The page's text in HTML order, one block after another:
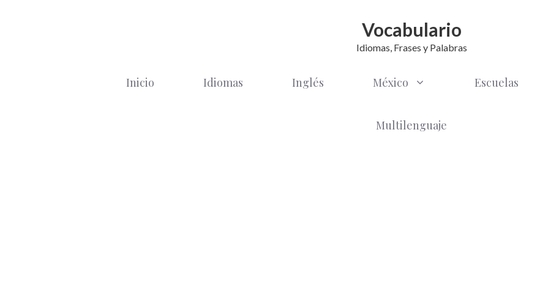
Vocabulario
Idiomas, Frases y Palabras
Inicio Idiomas Inglés México Escuelas
Multilenguaje